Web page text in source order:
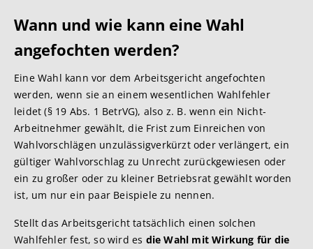
Wann und wie kann eine Wahl
angefochten werden?
Eine Wahl kann vor dem Arbeitsgericht angefochten
werden, wenn sie an einem wesentlichen Wahlfehler
leidet (§ 19 Abs. 1 BetrVG), also z. B. wenn ein Nicht-
Arbeitnehmer gewählt, die Frist zum Einreichen von
Wahlvorschlägen unzulässigverkürzt oder verlängert, ein
gültiger Wahlvorschlag zu Unrecht zurückgewiesen oder
ein zu großer oder zu kleiner Betriebsrat gewählt worden
ist, um nur ein paar Beispiele zu nennen.
Stellt das Arbeitsgericht tatsächlich einen solchen
Wahlfehler fest, so wird es die Wahl mit Wirkung für die